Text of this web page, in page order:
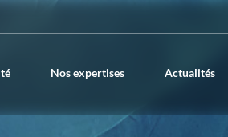
Nos expertises Actualités